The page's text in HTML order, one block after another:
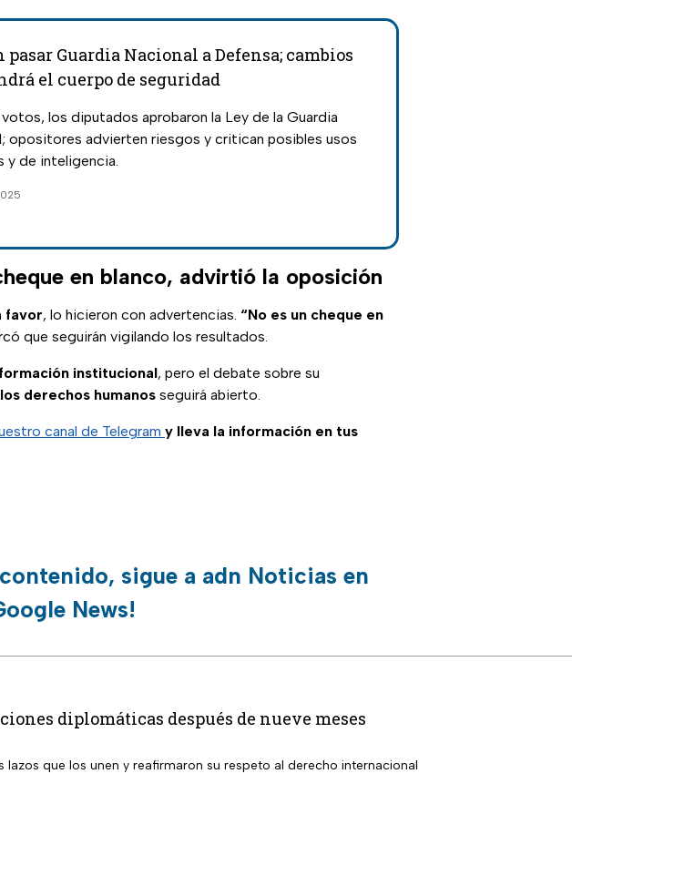
pasar Guardia Nacional a Defensa; cambios
el cuerpo de seguridad
votos, los diputados aprobaron la Ley de la Guardia
y de inteligencia.
en blanco, advirtió la oposición
favor, lo hicieron con advertencias. “No es un cheque en
que seguirán vigilando los resultados.
institucional, pero el debate sobre su
derechos humanos seguirá abierto.
canal de Telegram y lleva la información en tus
sigue a adn Noticias en
News!
diplomáticas después de nueve meses
que los unen y reafirmaron su respeto al derecho internacional